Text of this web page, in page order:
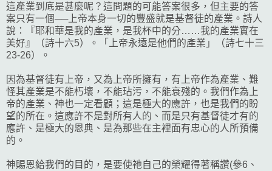
這產業到底是甚麼呢？這問題的可能答案很多，但主要的答
案只有一個──上帝本身一切的豐盛就是基督徒的產業。詩人
說：『耶和華是我的產業，是我杯中的分……我的產業實在
美好』（詩十六5）。「上帝永遠是他們的產業」（詩七十三
23-26）。
因為基督徒有上帝，又為上帝所擁有，有上帝作為產業、難
怪其產業是不能朽壞，不能玷污，不能衰殘的。我們作為上
帝的產業、神也一定看顧；這是極大的應許，也是我們的盼
望的所在。這應許不是對所有人的、而是只有基督徒才有的
應許、是極大的恩典、是為那些在主裡面有忠心的人所預備
的。
神賜恩給我們的目的，是要使祂自己的榮耀得著稱讚(參6、